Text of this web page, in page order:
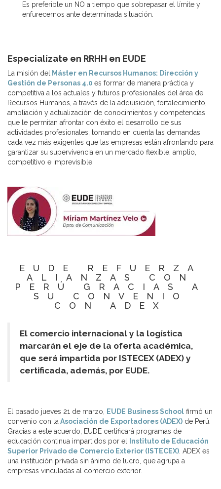
Es preferible un NO a tiempo que sobrepasar el límite y
enfurecernos ante determinada situación.
Especialízate en RRHH en EUDE
La misión del
Máster en Recursos Humanos: Dirección y
Gestión de Personas 4.0 es formar de manera práctica y
competitiva a los actuales y futuros profesionales del área de
Recursos Humanos, a través de la adquisición, fortalecimiento,
ampliación y actualización de conocimientos y competencias
que le permitan afrontar con éxito el desarrollo de sus
actividades profesionales, tomando en cuenta las demandas
cada vez más exigentes que las empresas están afrontando para
garantizar su supervivencia en un mercado flexible, amplio,
competitivo e imprevisible.
EUDE REFUERZA
ALIANZAS CON
PERÚ GRACIAS A
SU CONVENIO
CON ADEX
El comercio internacional y la logística
marcarán el eje de la oferta académica,
que será impartida por ISTECEX (ADEX) y
certificada, además, por EUDE.
El pasado jueves 21 de marzo, EUDE Business School firmó un
convenio con la Asociación de Exportadores (ADEX) de Perú.
Gracias a este acuerdo, EUDE certificará programas de
educación continua impartidos por el
Instituto de Educación
Superior Privado de Comercio Exterior (ISTECEX) . ADEX es
una institución privada sin ánimo de lucro, que agrupa a
empresas vinculadas al comercio exterior.